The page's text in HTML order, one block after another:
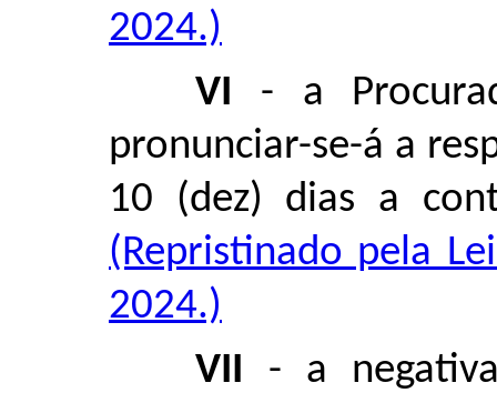
2024.)
VI - a
pronunciar-se-á a
10 (dez) dias a
(Repristinado pela
2024.)
VII - a